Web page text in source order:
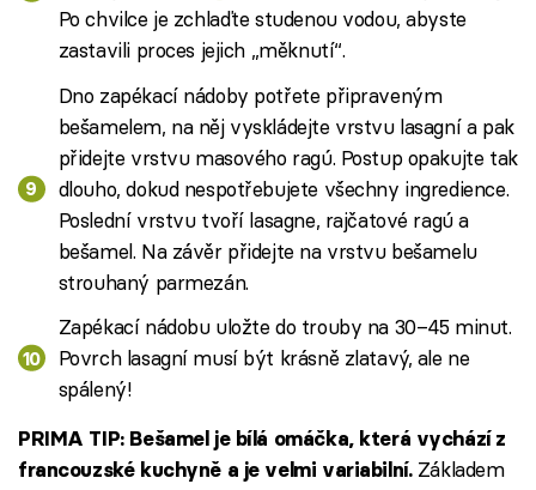
Po chvilce je zchlaďte studenou vodou, abyste
zastavili proces jejich „měknutí“.
Dno zapékací nádoby potřete připraveným
bešamelem, na něj vyskládejte vrstvu lasagní a pak
přidejte vrstvu masového ragú. Postup opakujte tak
dlouho, dokud nespotřebujete všechny ingredience.
Poslední vrstvu tvoří lasagne, rajčatové ragú a
bešamel. Na závěr přidejte na vrstvu bešamelu
strouhaný parmezán.
Zapékací nádobu uložte do trouby na 30–45 minut.
Povrch lasagní musí být krásně zlatavý, ale ne
spálený!
PRIMA TIP: Bešamel je bílá omáčka, která vychází z
francouzské kuchyně a je velmi variabilní.Základem